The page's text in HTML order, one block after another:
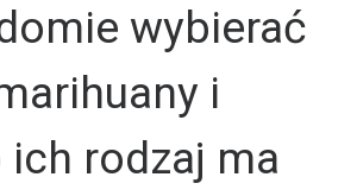
wybierać
i
ich rodzaj ma